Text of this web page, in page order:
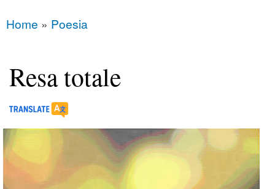
You are here
Home » Poesia
Resa totale